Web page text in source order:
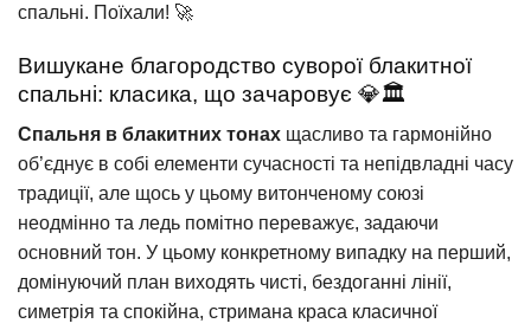
спальні. Поїхали! 🚀
Вишукане благородство суворої блакитної
спальні: класика, що зачаровує 💎🏛️
Спальня в блакитних тонах щасливо та гармонійно
об’єднує в собі елементи сучасності та непідвладні часу
традиції, але щось у цьому витонченому союзі
неодмінно та ледь помітно переважує, задаючи
основний тон. У цьому конкретному випадку на перший,
домінуючий план виходять чисті, бездоганні лінії,
симетрія та спокійна, стримана краса класичної